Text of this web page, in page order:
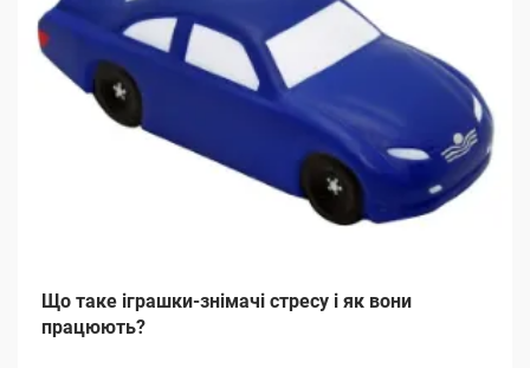
Що таке іграшки-знімачі стресу і як вони
працюють?